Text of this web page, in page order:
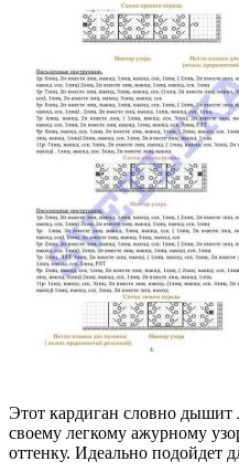
Этот кардиган словно дышит
своему легкому ажурному
оттенку. Идеально подойдет